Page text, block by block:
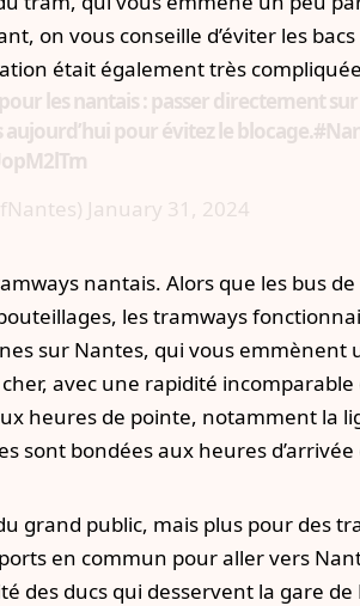
on vous conseille d’éviter les
était également très
les nantais : passer directement
pour évitez le blocage.
January 31, 2024
nantais. Alors que les bus
les tramways
sur Nantes, qui vous emmènent
avec une rapidité incomparable
heures de pointe, notamment la
sont bondées aux heures
grand public, mais plus pour des
en commun pour aller vers
des ducs qui desservent la gare